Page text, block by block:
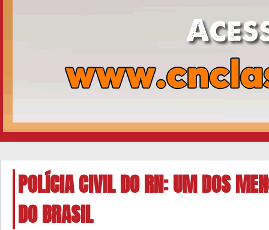
POLÍCIA CIVIL DO RN: UM DOS
DO BRASIL